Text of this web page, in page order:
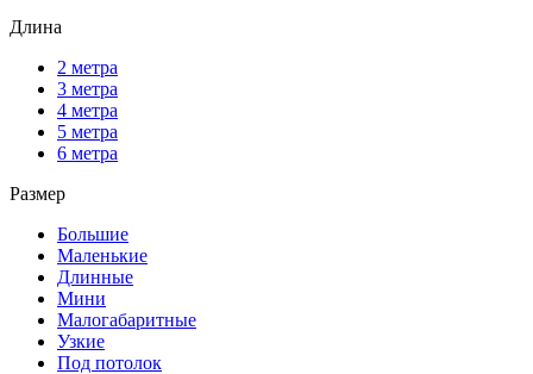
Длина
2 метра
3 метра
4 метра
5 метра
6 метра
Размер
Большие
Маленькие
Длинные
Мини
Малогабаритные
Узкие
Под потолок